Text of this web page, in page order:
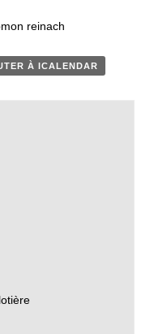
reinach
À ICALENDAR